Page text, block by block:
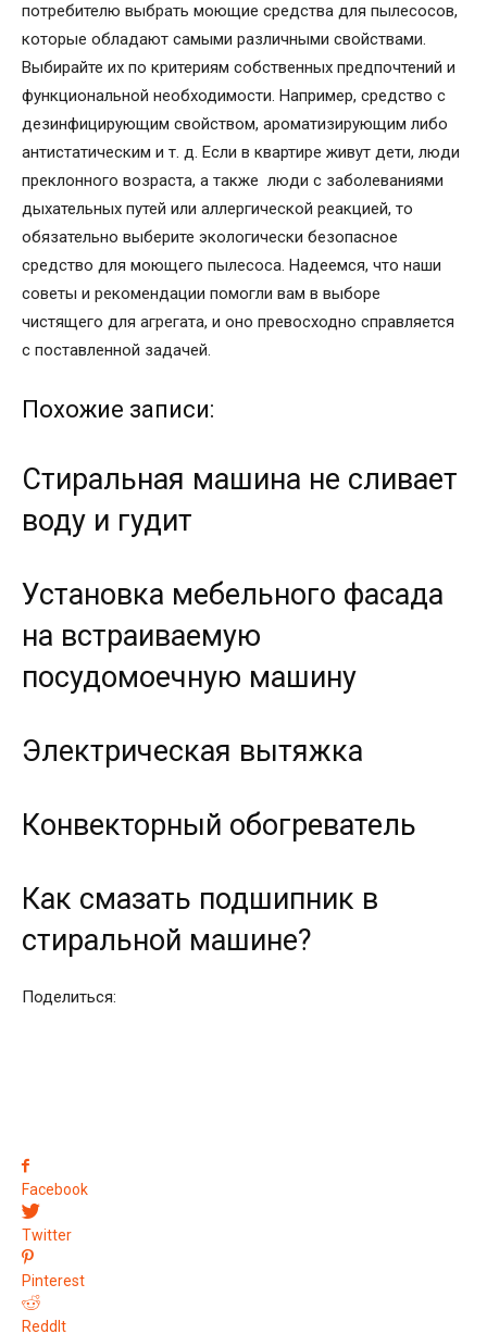
потребителю выбрать моющие средства для пылесосов,
которые обладают самыми различными свойствами.
Выбирайте их по критериям собственных предпочтений и
функциональной необходимости. Например, средство с
дезинфицирующим свойством, ароматизирующим либо
антистатическим и т. д. Если в квартире живут дети, люди
преклонного возраста, а также люди с заболеваниями
дыхательных путей или аллергической реакцией, то
обязательно выберите экологически безопасное
средство для моющего пылесоса. Надеемся, что наши
советы и рекомендации помогли вам в выборе
чистящего для агрегата, и оно превосходно справляется
с поставленной задачей.
Похожие записи:
Стиральная машина не сливает
воду и гудит
Установка мебельного фасада
на встраиваемую
посудомоечную машину
Электрическая вытяжка
Конвекторный обогреватель
Как смазать подшипник в
стиральной машине?
Поделиться:
Facebook
Twitter
Pinterest
ReddIt